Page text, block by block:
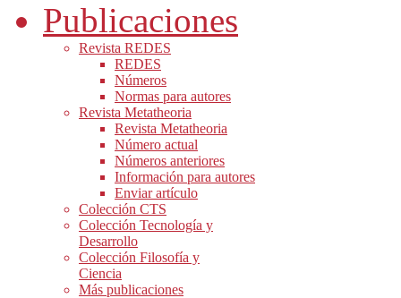
Publicaciones
Revista REDES
REDES
Números
Normas para autores
Revista Metatheoria
Revista Metatheoria
Número actual
Números anteriores
Información para autores
Enviar artículo
Colección CTS
Colección Tecnología y
Desarrollo
Colección Filosofía y
Ciencia
Más publicaciones